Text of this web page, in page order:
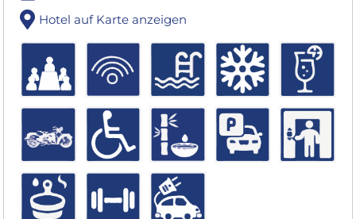
Hotel auf Karte anzeigen